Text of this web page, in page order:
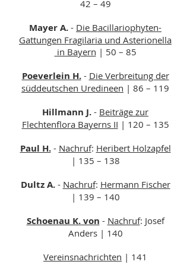
42 – 49
Mayer A. - Die Bacillariophyten-
Gattungen Fragilaria und Asterionella
in Bayern | 50 – 85
Poeverlein H.- Die Verbreitung der
süddeutschen Uredineen | 86 – 119
Hillmann J. - Beiträge zur
Flechtenflora Bayerns II | 120 – 135
Paul H. - Nachruf: Heribert Holzapfel
| 135 – 138
Dultz A.- Nachruf: Hermann Fischer
| 139 – 140
Schoenau K. von - Nachruf: Josef
Anders | 140
Vereinsnachrichten | 141